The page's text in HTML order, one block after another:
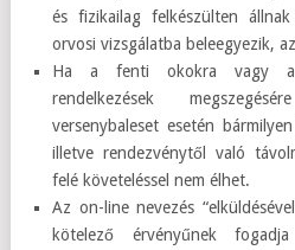
és fizikailag felkészülten
orvosi vizsgálatba beleegyezik,
Ha a fenti okokra vagy a
rendelkezések
versenybaleset esetén
illetve rendezvénytől való
felé követeléssel nem élhet.
Az on-line nevezés
kötelező érvényűnek